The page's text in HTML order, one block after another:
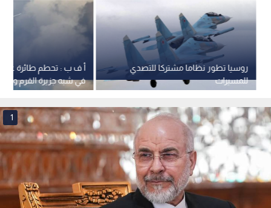
أ ف ب : تحطم طائرة
في شبه جزيرة القرم ومقتل 29
روسيا تطور نظاما مشتركا للتصدي
للمسيرات
1